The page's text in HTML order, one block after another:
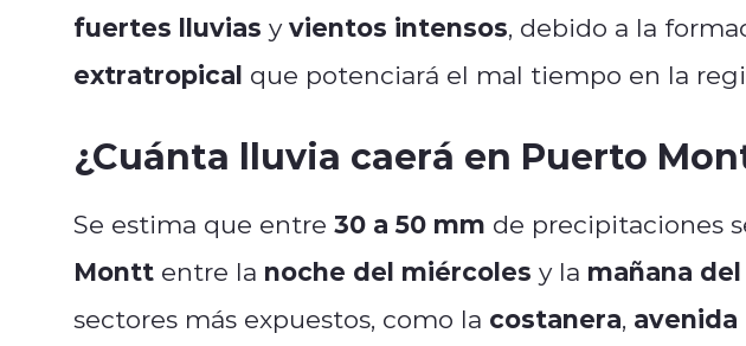
fuertes lluvias yvientos intensos, debido a la
extratropical que potenciará el mal tiempo en la
¿Cuánta lluvia caerá en Puerto
Se estima que entre 30 a 50 mm de precipitaciones
Montt entre la noche del miércoles y la mañana
sectores más expuestos, como la costanera,